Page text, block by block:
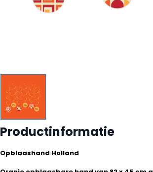
Productinformatie
Opblaashand Holland